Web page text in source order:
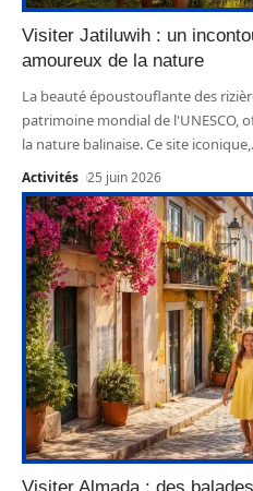
Visiter Jatiluwih : un
amoureux de la nature
La beauté époustouflante des
patrimoine mondial de l'UNESCO,
la nature balinaise. Ce site iconique,
Activités 25 juin 2026